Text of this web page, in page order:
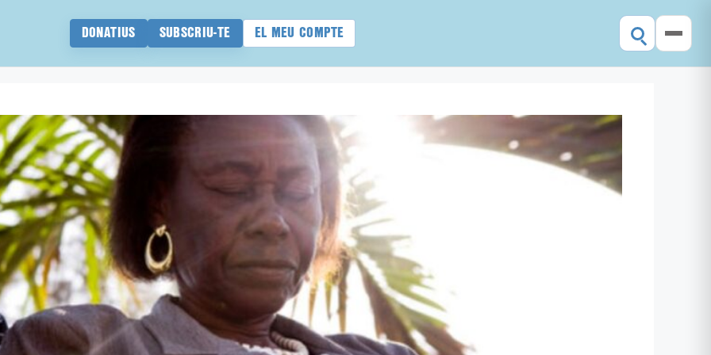
DONATIUS SUBSCRIU-TE EL MEU COMPTE